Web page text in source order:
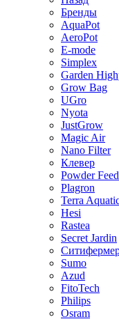
Бренды
AquaPot
AeroPot
E-mode
Simplex
Garden
Grow Bag
UGro
Nyota
JustGrow
Magic Air
Nano Filter
Клевер
Powder
Plagron
Terra
Hesi
Rastea
Secret Jardin
Sumo
Azud
FitoTech
Philips
Osram